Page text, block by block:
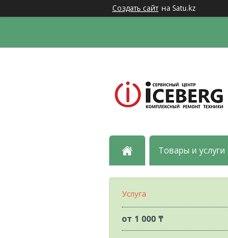
Создать сайт на Satu.kz
Товары и услуги
Услуга
от 1 000 ₸